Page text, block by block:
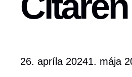
26. apríla 20241. mája